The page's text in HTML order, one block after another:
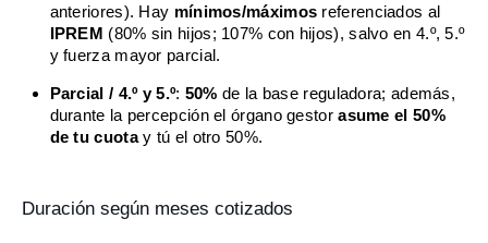
anteriores). Hay mínimos/máximos referenciados al
IPREM (80% sin hijos; 107% con hijos), salvo en 4.º, 5.º
y fuerza mayor parcial.
Parcial / 4.º y 5.º: 50% de la base reguladora; además,
durante la percepción el órgano gestorasume el 50%
de tu cuotay tú el otro 50%.
Duración según meses cotizados